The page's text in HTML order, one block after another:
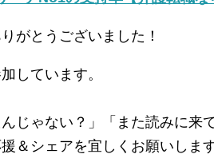
がとうございました！
しています。
じゃない？」「また読みに来
＆シェアを宜しくお願いしま